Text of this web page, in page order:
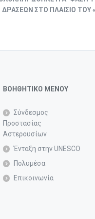
ΔΡΆΣΕΩΝ ΣΤΟ ΠΛΑΊΣΙΟ ΤΟΥ
ΒΟΗΘΗΤΙΚΟ ΜΕΝΟΥ
Σύνδεσμος
Προστασίας
Αστερουσίων
Ένταξη στην UNESCO
Πολυμέσα
Επικοινωνία